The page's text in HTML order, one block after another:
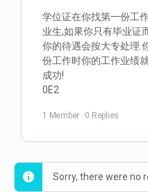
学位证在你找第一份工
业生,如果你只有毕业证
你的待遇会按大专处理.
份工作时你的工作业绩
成功!
0E2
1 Member · 0 Replies
Sorry, there were no